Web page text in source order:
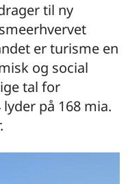
til ny
er turisme en
og social
tal for
på 168 mia.